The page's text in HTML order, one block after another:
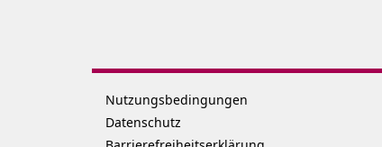
Nutzungsbedingungen
Datenschutz